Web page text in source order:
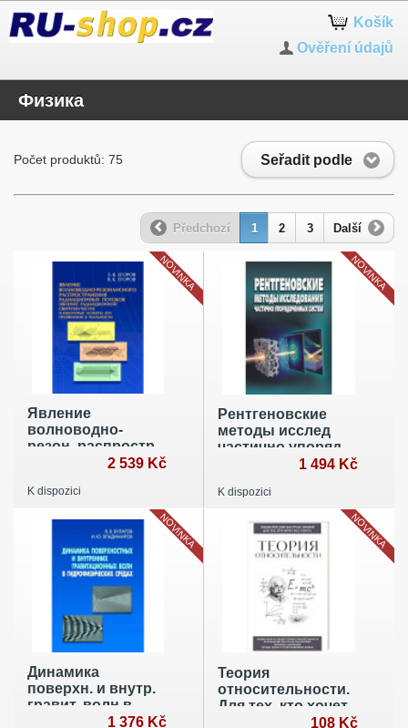
Košík
Ověření údajů
Физика
Seřadit podle
Počet produktů: 75
Předchozí 1 2 3 Další
Явление
волноводно-
резон. распростр
радиац потоков
2 539 Kč
K dispozici
NOVINKA
Рентгеновские
методы исслед
частично упоряд
1 494 Kč
K dispozici
NOVINKA
Динамика
поверхн. и внутр.
гравит. волн в
1 376 Kč
NOVINKA
Теория
относительности.
Для тех, кто хочет
108 Kč
NOVINKA